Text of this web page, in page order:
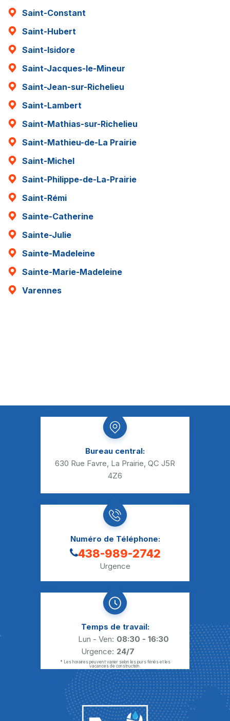
Saint-Constant
Saint-Hubert
Saint-Isidore
Saint-Jacques-le-Mineur
Saint-Jean-sur-Richelieu
Saint-Lambert
Saint-Mathias-sur-Richelieu
Saint-Mathieu-de-La Prairie
Saint-Michel
Saint-Philippe-de-La-Prairie
Saint-Rémi
Sainte-Catherine
Sainte-Julie
Sainte-Madeleine
Sainte-Marie-Madeleine
Varennes
Bureau central:
630 Rue Favre, La Prairie, QC J5R
4Z6
Numéro de Téléphone:
438-989-2742
Urgence
Temps de travail:
Lun - Ven: 08:30 - 16:30
Urgence: 24/7
* Les horaires peuvent varier selon les jours fériés et les
vacances de construction.